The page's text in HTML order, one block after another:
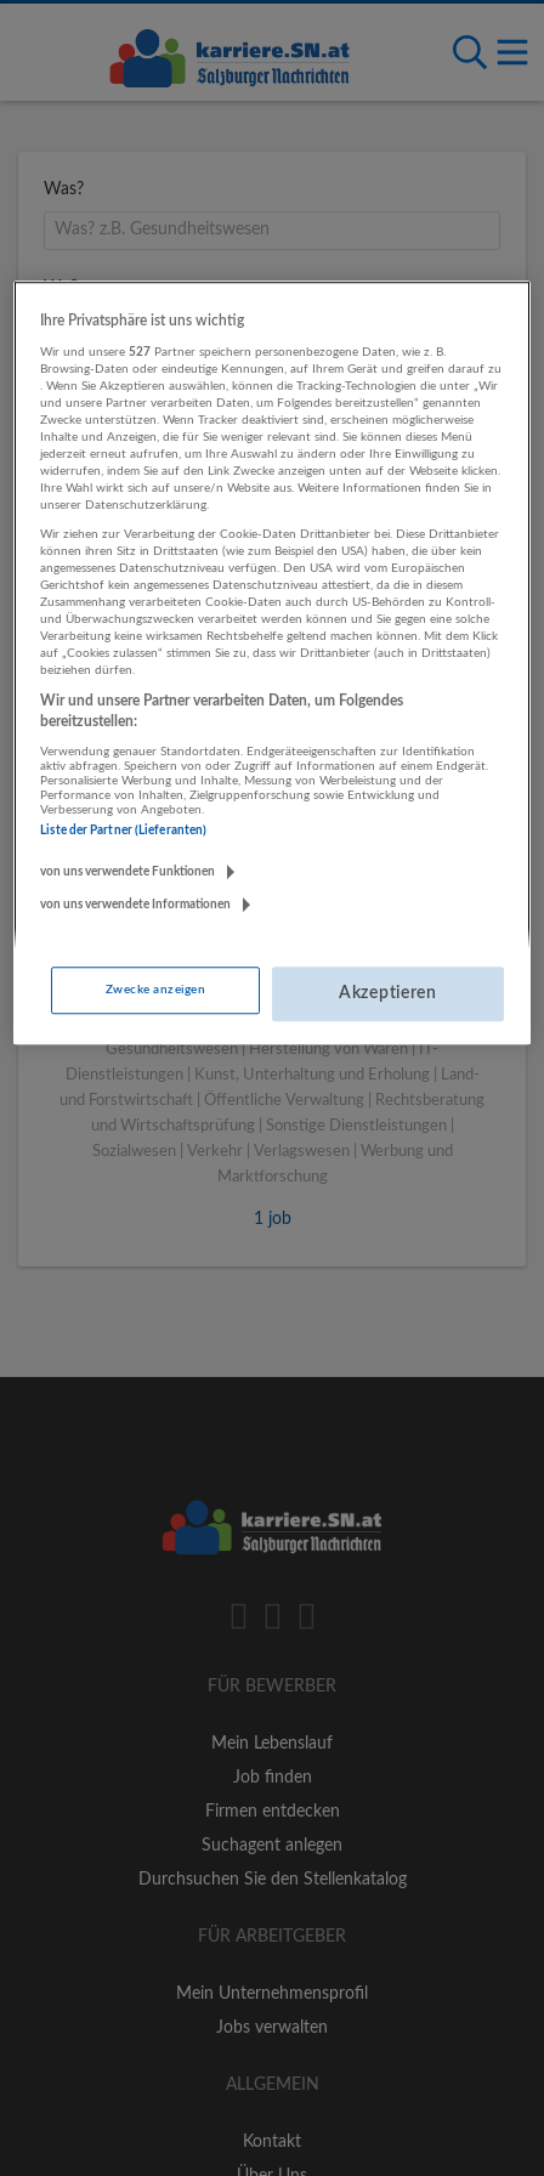
Was?
Wo?
Umkreis
1 Einkauf, Logistik, Lager IT-
Dienstleistungen
Unternehmen
Bergheim bei Salzburg
Bau | Beherbergung und Gastronomie | Einzelhandel |
Energieversorgung | Finanz- und Versicherungsleistungen |
Gesundheitswesen | Herstellung von Waren | IT-
Dienstleistungen | Kunst, Unterhaltung und Erholung | Land-
und Forstwirtschaft | Öffentliche Verwaltung | Rechtsberatung
und Wirtschaftsprüfung | Sonstige Dienstleistungen |
Sozialwesen | Verkehr | Verlagswesen | Werbung und
Marktforschung
1 job
FÜR BEWERBER
Mein Lebenslauf
Job finden
Firmen entdecken
Suchagent anlegen
Durchsuchen Sie den Stellenkatalog
FÜR ARBEITGEBER
Mein Unternehmensprofil
Jobs verwalten
ALLGEMEIN
Kontakt
Ihre Privatsphäre ist uns wichtig
Wir und unsere527 Partner speichern personenbezogene Daten, wie z. B.
Browsing-Daten oder eindeutige Kennungen, auf Ihrem Gerät und greifen darauf zu
. Wenn Sie Akzeptieren auswählen, können die Tracking-Technologien die unter „Wir
und unsere Partner verarbeiten Daten, um Folgendes bereitzustellen“ genannten
Zwecke unterstützen. Wenn Tracker deaktiviert sind, erscheinen möglicherweise
Inhalte und Anzeigen, die für Sie weniger relevant sind. Sie können dieses Menü
jederzeit erneut aufrufen, um Ihre Auswahl zu ändern oder Ihre Einwilligung zu
widerrufen, indem Sie auf den Link Zwecke anzeigen unten auf der Webseite klicken.
Ihre Wahl wirkt sich auf unsere/n Website aus. Weitere Informationen finden Sie in
unserer Datenschutzerklärung.
Wir ziehen zur Verarbeitung der Cookie-Daten Drittanbieter bei. Diese Drittanbieter
können ihren Sitz in Drittstaaten (wie zum Beispiel den USA) haben, die über kein
angemessenes Datenschutzniveau verfügen. Den USA wird vom Europäischen
Gerichtshof kein angemessenes Datenschutzniveau attestiert, da die in diesem
Zusammenhang verarbeiteten Cookie-Daten auch durch US-Behörden zu Kontroll-
und Überwachungszwecken verarbeitet werden können und Sie gegen eine solche
Verarbeitung keine wirksamen Rechtsbehelfe geltend machen können. Mit dem Klick
auf „Cookies zulassen“ stimmen Sie zu, dass wir Drittanbieter (auch in Drittstaaten)
beiziehen dürfen.
Wir und unsere Partner verarbeiten Daten, um Folgendes
bereitzustellen:
Verwendung genauer Standortdaten. Endgeräteeigenschaften zur Identifikation
aktiv abfragen. Speichern von oder Zugriff auf Informationen auf einem Endgerät.
Personalisierte Werbung und Inhalte, Messung von Werbeleistung und der
Performance von Inhalten, Zielgruppenforschung sowie Entwicklung und
Verbesserung von Angeboten.
Liste der Partner (Lieferanten)
von uns verwendete Funktionen
von uns verwendete Informationen
Zwecke anzeigen Akzeptieren